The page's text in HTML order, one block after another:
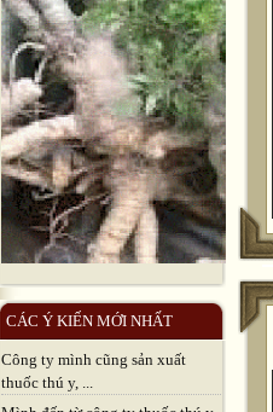
CÁC Ý KIẾN MỚI NHẤT
Công ty mình cũng sản xuất
thuốc thú y, ...